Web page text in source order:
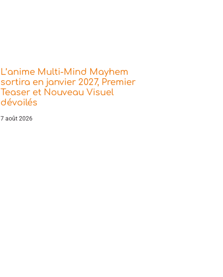
L’anime Multi-Mind Mayhem
sortira en janvier 2027, Premier
Teaser et Nouveau Visuel
dévoilés
7 août 2026